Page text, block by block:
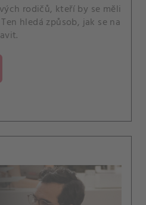
rodičů, kteří by se měli
hledá způsob, jak se na